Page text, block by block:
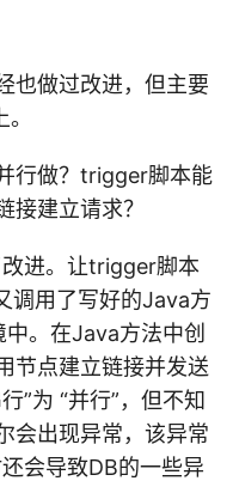
也做过改进，但主要
行做？trigger脚本能
接建立请求？
进。让trigger脚本
用了写好的Java方
。在Java方法中创
节点建立链接并发送
”为 “并行”，但不知
会出现异常，该异常
会导致DB的一些异